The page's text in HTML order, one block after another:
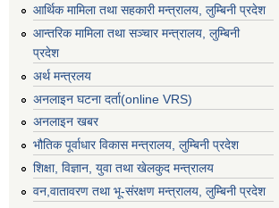
आर्थिक मामिला तथा सहकारी मन्त्रालय, लुम्बिनी प्रदेश
आन्तरिक मामिला तथा सञ्चार मन्त्रालय, लुम्बिनी
प्रदेश
अर्थ मन्त्रलय
अनलाइन घटना दर्ता(online VRS)
अनलाइन खबर
भौतिक पूर्वाधार विकास मन्त्रालय, लुम्बिनी प्रदेश
शिक्षा, विज्ञान, युवा तथा खेलकुद मन्‍‍त्रालय
वन,वातावरण तथा भू-संरक्षण मन्त्रालय, लुम्बिनी प्रदेश